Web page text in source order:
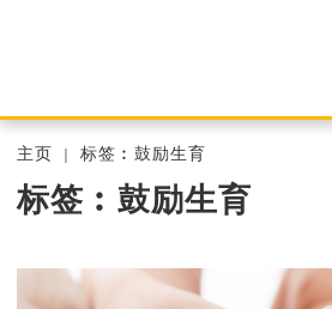
主页 标签︰鼓励生育
标签︰鼓励生育